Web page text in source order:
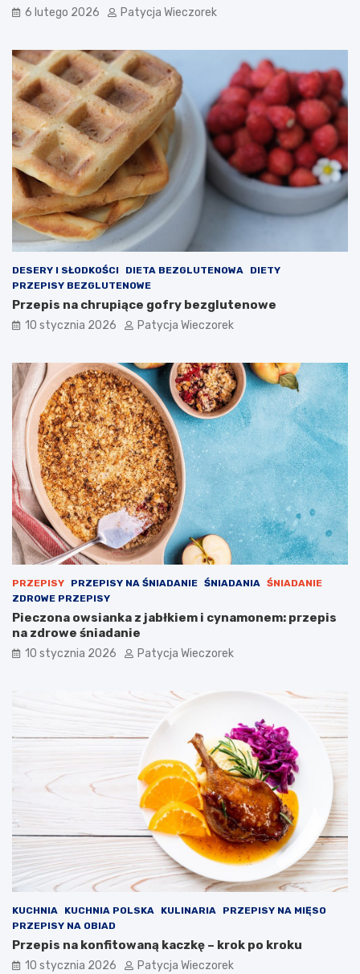
6 lutego 2026 Patycja Wieczorek
DESERY I SŁODKOŚCI DIETA BEZGLUTENOWA
DIETY
PRZEPISY BEZGLUTENOWE
Przepis na chrupiące gofry bezglutenowe
10 stycznia 2026 Patycja Wieczorek
PRZEPISY PRZEPISY NA ŚNIADANIE ŚNIADANIA
ŚNIADANIE
ZDROWE PRZEPISY
Pieczona owsianka z jabłkiem i cynamonem: przepis
na zdrowe śniadanie
10 stycznia 2026 Patycja Wieczorek
KUCHNIA KUCHNIA POLSKA KULINARIA
PRZEPISY NA MIĘSO
PRZEPISY NA OBIAD
Przepis na konfitowaną kaczkę – krok po kroku
10 stycznia 2026 Patycja Wieczorek